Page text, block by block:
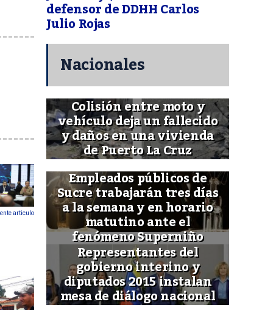
articulo
defensor de DDHH Carlos
Julio Rojas
Nacionales
Colisión entre moto y
vehículo deja un fallecido
y daños en una vivienda
de Puerto La Cruz
Empleados públicos de
Sucre trabajarán tres días
a la semana y en horario
matutino ante el
fenómeno Superniño
Representantes del
gobierno interino y
diputados 2015 instalan
mesa de diálogo nacional